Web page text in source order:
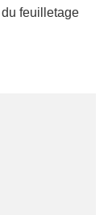
feuilletage